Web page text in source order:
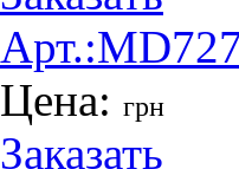
Арт.:
Цена: грн
Заказать